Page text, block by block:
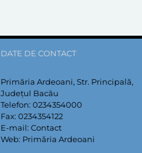
DATE DE CONTACT
Primăria Ardeoani, Str. Principală,
Județul Bacău
Telefon: 0234354000
Fax: 0234354122
E-mail: Contact
Web: Primăria Ardeoani